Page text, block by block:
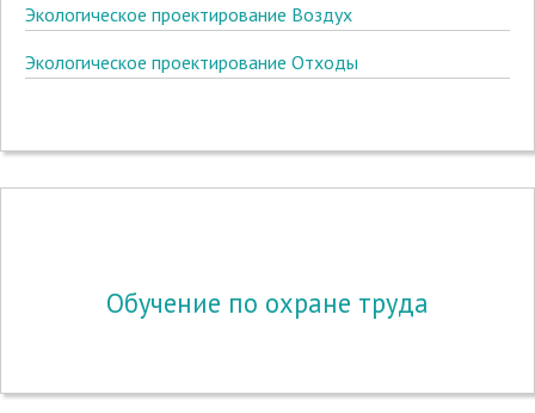
Экологическое проектирование Воздух
Экологическое проектирование Отходы
Обучение по охране труда